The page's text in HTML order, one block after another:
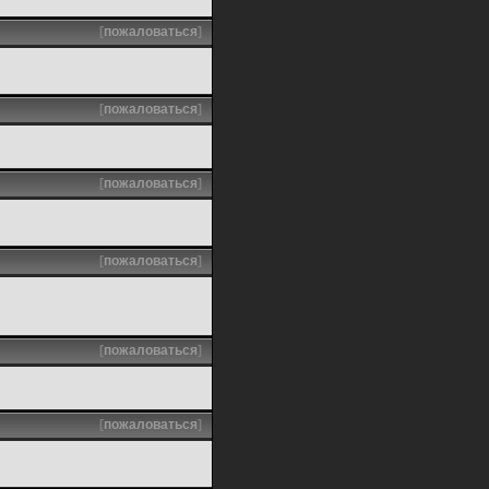
[пожаловаться]
[пожаловаться]
[пожаловаться]
[пожаловаться]
[пожаловаться]
[пожаловаться]